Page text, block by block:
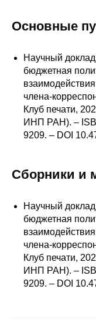
Отчетность
Научная жизнь
Издания
О
Основные
Научный
бюджетная
члена-
Клуб печати,
ИНП РАН). –
9209. – DOI
Сборники и
Научный
бюджетная
члена-
Клуб печати,
ИНП РАН). –
9209. – DOI